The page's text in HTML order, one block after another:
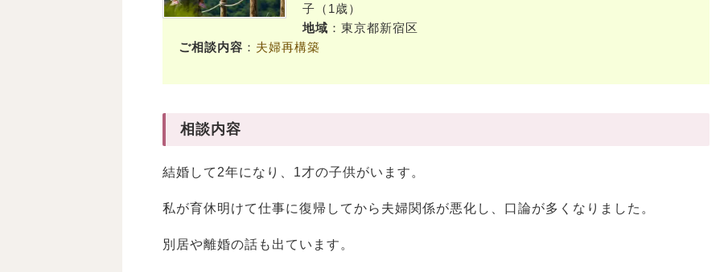
子（1歳）
地域 ：東京都新宿区
ご相談内容 ： 夫婦再構築
相談内容
結婚して2年になり、1才の子供がいます。
私が育休明けて仕事に復帰してから夫婦関係が悪化し、口論が多くなりました。
別居や離婚の話も出ています。